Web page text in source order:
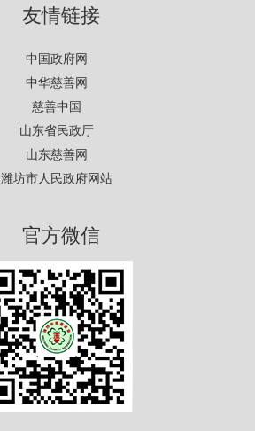
友情链接
中国政府网
中华慈善网
慈善中国
山东省民政厅
山东慈善网
潍坊市人民政府网站
官方微信